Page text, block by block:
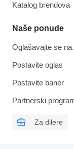
Katalog brendova
Naše ponude
Oglašavajte se na
Postavite oglas
Postavite baner
Partnerski
Za dilere